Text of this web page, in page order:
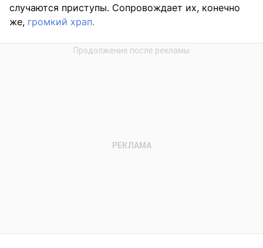
случаются приступы. Сопровождает их, конечно
же, громкий храп.